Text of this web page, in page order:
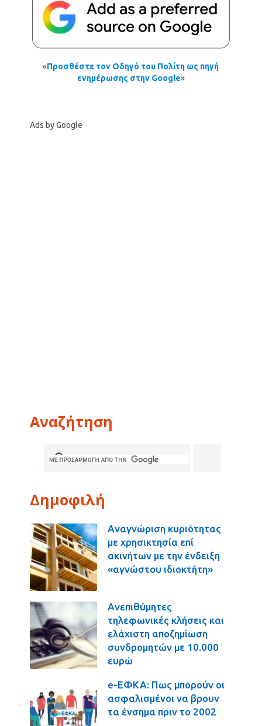
«Προσθέστε τον Οδηγό του Πολίτη ως πηγή
ενημέρωσης στην Google»
Ads by Google
Αναζήτηση
Δημοφιλή
Αναγνώριση κυριότητας
με χρησικτησία επί
ακινήτων με την ένδειξη
«αγνώστου ιδιοκτήτη»
Ανεπιθύμητες
τηλεφωνικές κλήσεις και
ελάχιστη αποζημίωση
συνδρομητών με 10.000
ευρώ
e-ΕΦΚΑ: Πως μπορούν οι
ασφαλισμένοι να βρουν
τα ένσημα πριν το 2002